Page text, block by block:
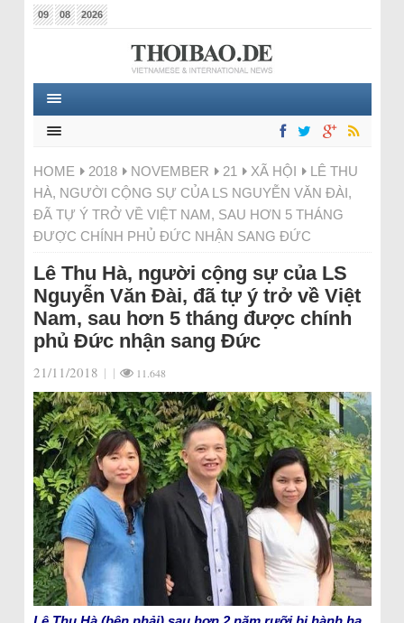
09 08 2026
HOME 2018 NOVEMBER 21 XÃ HỘI
LÊ THU
HÀ, NGƯỜI CỘNG SỰ CỦA LS NGUYỄN VĂN ĐÀI,
ĐÃ TỰ Ý TRỞ VỀ VIỆT NAM, SAU HƠN 5 THÁNG
ĐƯỢC CHÍNH PHỦ ĐỨC NHẬN SANG ĐỨC
Lê Thu Hà, người cộng sự của LS
Nguyễn Văn Đài, đã tự ý trở về Việt
Nam, sau hơn 5 tháng được chính
phủ Đức nhận sang Đức
21/11/2018 | | 11.648